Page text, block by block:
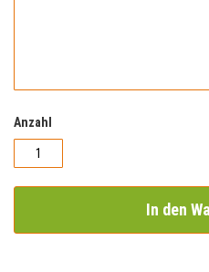
Anzahl
In den